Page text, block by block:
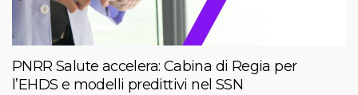
PNRR Salute accelera: Cabina di Regia per
l’EHDS e modelli predittivi nel SSN